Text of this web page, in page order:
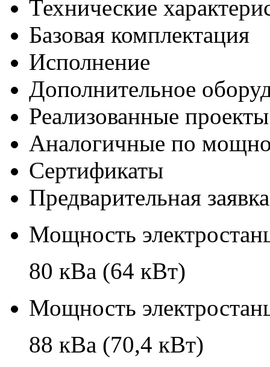
Технические
Базовая комплектация
Исполнение
Дополнительное
Реализованные проекты
Аналогичные по
Сертификаты
Предварительная заявка
Мощность
80 кВа (64 кВт)
Мощность
88 кВа (70,4 кВт)